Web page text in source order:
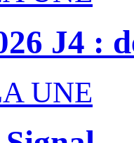
J4 :
UNE